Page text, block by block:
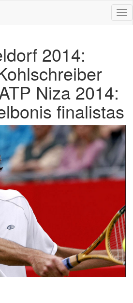
2014:
Niza 2014:
finalistas